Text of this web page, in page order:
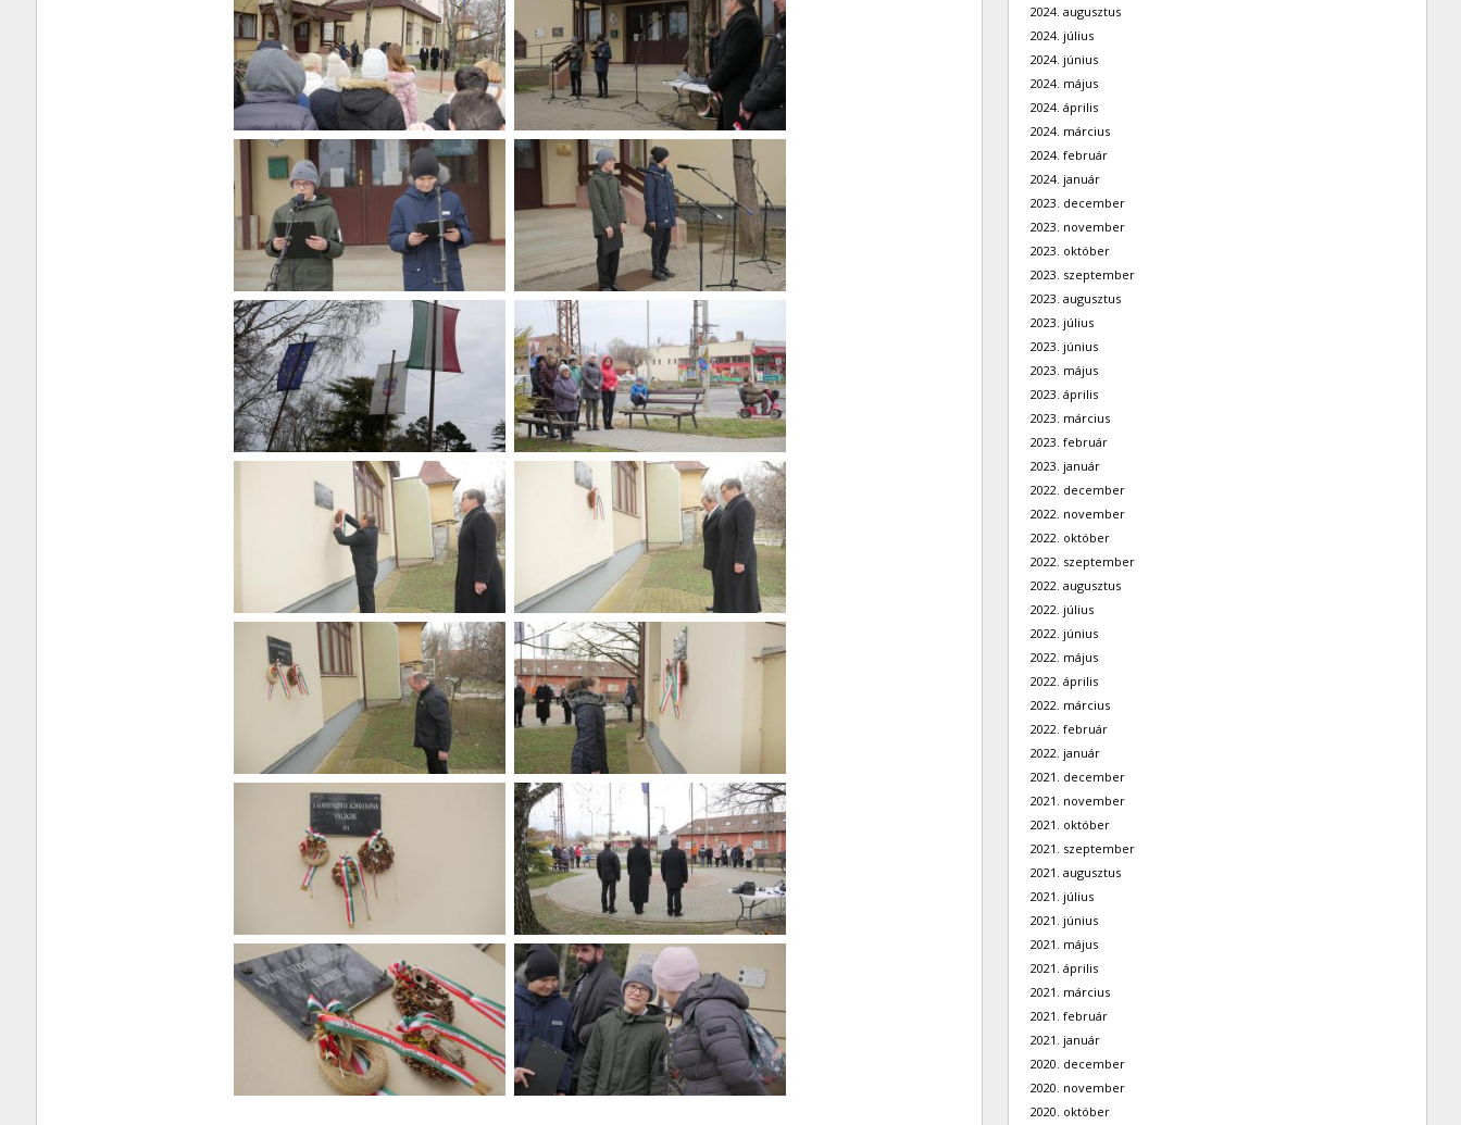
2024. augusztus
2024. július
2024. június
2024. május
2024. április
2024. március
2024. február
2024. január
2023. december
2023. november
2023. október
2023. szeptember
2023. augusztus
2023. július
2023. június
2023. május
2023. április
2023. március
2023. február
2023. január
2022. december
2022. november
2022. október
2022. szeptember
2022. augusztus
2022. július
2022. június
2022. május
2022. április
2022. március
2022. február
2022. január
2021. december
2021. november
2021. október
2021. szeptember
2021. augusztus
2021. július
2021. június
2021. május
2021. április
2021. március
2021. február
2021. január
2020. december
2020. november
2020. október